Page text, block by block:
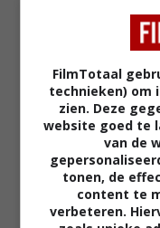
FilmTotaal
technieken) om
zien. Deze
website goed te
van de
tonen, de
content te
verbeteren.